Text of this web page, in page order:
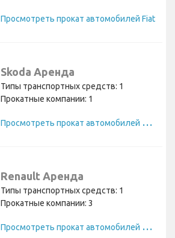
Просмотреть прокат автомобилей Fiat
Skoda Аренда
Типы транспортных средств: 1
Прокатные компании: 1
П
росмотреть прокат автомобилей Skoda
Renault Аренда
Типы транспортных средств: 1
Прокатные компании: 3
П
росмотреть прокат автомобилей Renault